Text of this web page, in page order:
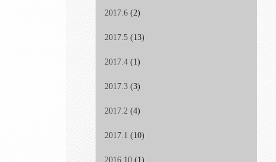
2017.6 (2)
2017.5 (13)
2017.4 (1)
2017.3 (3)
2017.2 (4)
2017.1 (10)
2016.10 (1)